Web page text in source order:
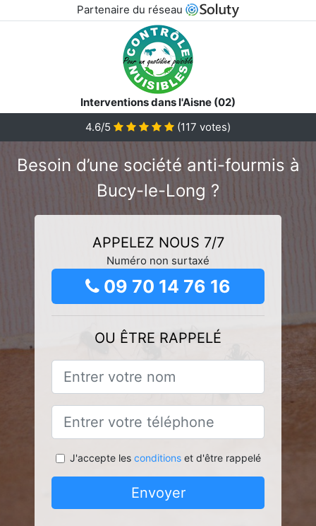
Partenaire du réseau
Interventions dans l'Aisne (02)
4.6/5
(117 votes)
Besoin d’une société anti-fourmis à
Bucy-le-Long ?
APPELEZ NOUS 7/7
Numéro non surtaxé
09 70 14 76 16
OU ÊTRE RAPPELÉ
J'accepte les conditionset d'être rappelé
Envoyer